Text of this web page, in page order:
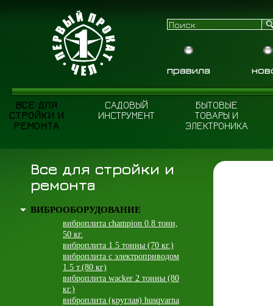
правила
ВСЕ ДЛЯ
СТРОЙКИ И
РЕМОНТА
САДОВЫЙ
ИНСТРУМЕНТ
БЫТОВЫЕ
ТОВАРЫ И
ЭЛЕКТРОНИКА
Все для стройки и
ремонта
ВИБРООБОРУДОВАНИЕ
виброплита champion 0.8 тонн,
50 кг.
виброплита 1.5 тонны (70 кг.)
виброплита с электроприводом
1.5 т.(80 кг)
виброплита wacker 2 тонны (80
кг.)
виброплита (круглая) husqvarna